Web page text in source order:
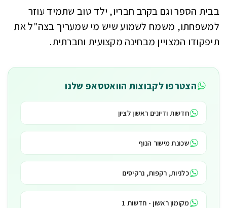
בבית הספר וגם בקרב חבריו, ילד טוב שתמיד עוזר
למשפחתו, משמח לשמוע שיש מי שמעריך בצה"ל את
תיפקודו המצויין מבחינה מקצועית וחברתית.
הצטרפו לקבוצות הוואטסאפ שלנו
חדשות ודיונים ראשון לציון
שכונת מישור הנוף
כלניות, רקפות, נרקיסים
מקומון ראשון - חדשות 1